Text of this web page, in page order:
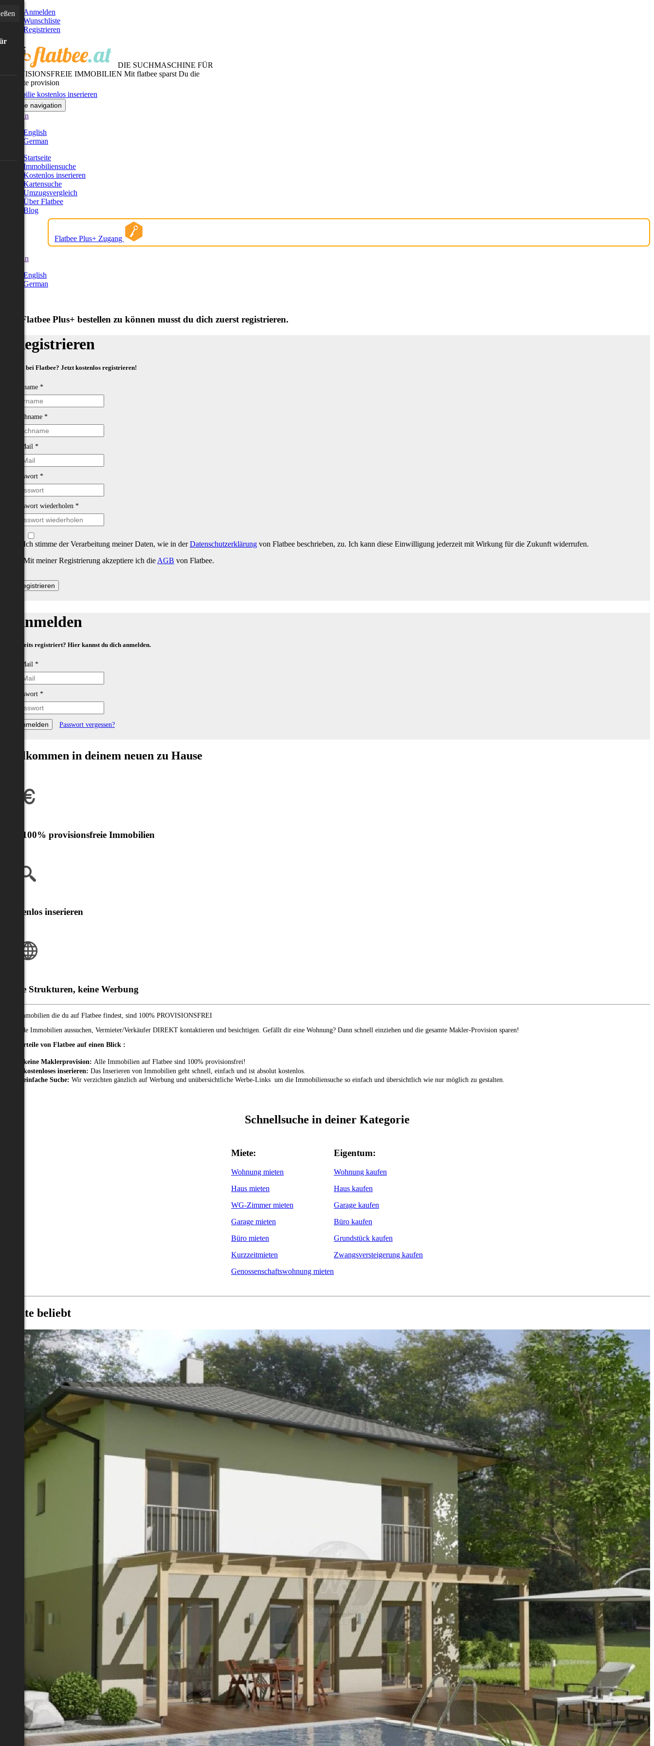
Anmelden
Wunschliste
Registrieren
DIE SUCHMASCHINE FÜR
PROVISIONSFREIE IMMOBILIEN Mit flatbee sparst Du die
gesamte provision
Immobilie kostenlos inserieren
Toggle navigation
German
English
German
Startseite
Immobiliensuche
Kostenlos inserieren
Kartensuche
Umzugsvergleich
Über Flatbee
Blog
Flatbee Plus+ Zugang
German
English
German
Um Flatbee Plus+ bestellen zu können musst du dich zuerst registrieren.
Registrieren
Neu bei Flatbee? Jetzt kostenlos registrieren!
Vorname *
Nachname *
E-Mail *
Passwort *
Passwort wiederholen *
Ich stimme der Verarbeitung meiner Daten, wie in derDatenschutzerklärung von Flatbee beschrieben, zu. Ich kann diese Einwilligung jederzeit mit Wirkung für die Zukunft widerrufen.
Mit meiner Registrierung akzeptiere ich die AGB von Flatbee.
Anmelden
Bereits registriert? Hier kannst du dich anmelden.
E-Mail *
Passwort *
Passwort vergessen?
Willkommen in deinem neuen zu Hause
Nur 100% provisionsfreie Immobilien
Kostenlos inserieren
Klare Strukturen, keine Werbung
Alle Immobilien die du auf Flatbee findest, sind 100% PROVISIONSFREI
Passende Immobilien aussuchen, Vermieter/Verkäufer DIREKT kontaktieren und besichtigen. Gefällt dir eine Wohnung? Dann schnell einziehen und die gesamte Makler-Provision sparen!
Die Vorteile von Flatbee auf einen Blick :
keine Maklerprovision: Alle Immobilien auf Flatbee sind 100% provisionsfrei!
kostenloses inserieren: Das Inserieren von Immobilien geht schnell, einfach und ist absolut kostenlos.
einfache Suche: Wir verzichten gänzlich auf Werbung und unübersichtliche Werbe-Links um die Immobiliensuche so einfach und übersichtlich wie nur möglich zu gestalten.
Schnellsuche in deiner Kategorie
Miete:
Wohnung mieten
Haus mieten
WG-Zimmer mieten
Garage mieten
Büro mieten
Kurzzeitmieten
Genossenschaftswohnung mieten
Eigentum:
Wohnung kaufen
Haus kaufen
Garage kaufen
Büro kaufen
Grundstück kaufen
Zwangsversteigerung kaufen
Heute beliebt